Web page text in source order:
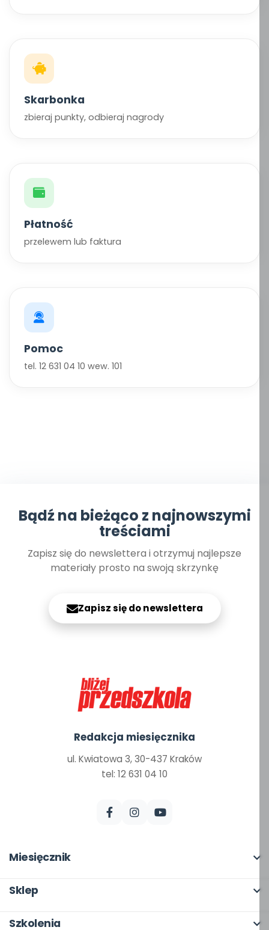
Skarbonka
zbieraj punkty, odbieraj nagrody
Płatność
przelewem lub faktura
Pomoc
tel. 12 631 04 10 wew. 101
Bądź na bieżąco z najnowszymi
treściami
Zapisz się do newslettera i otrzymuj najlepsze
materiały prosto na swoją skrzynkę
Zapisz się do newslettera
Redakcja miesięcznika
ul. Kwiatowa 3, 30-437 Kraków
tel: 12 631 04 10
Miesięcznik
Scenariusze i artykuły
Sklep
Szkolenia